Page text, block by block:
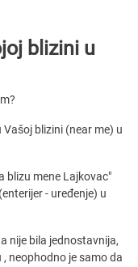
blizini u
blizini (near me) u
blizu mene Lajkovac"
- uređenje) u
nije bila jednostavnija,
neophodno je samo da